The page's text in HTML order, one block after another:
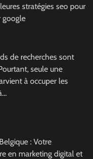
stratégies seo pour
google
de recherches sont
seule une
à occuper les
: Votre
en marketing digital et